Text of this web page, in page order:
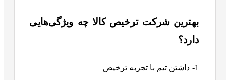
بهترین شرکت ترخیص کالا چه ویژگی‌هایی
دارد؟
1- داشتن تیم با تجربه ترخیص